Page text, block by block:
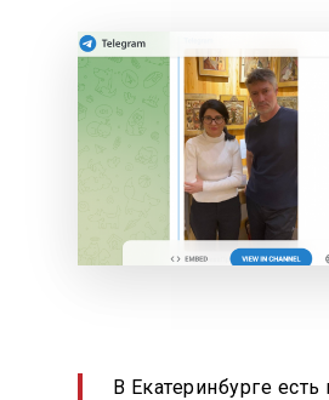
В Екатеринбурге есть